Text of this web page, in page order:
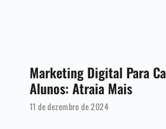
Marketing Digital Para
Alunos: Atraia Mais
11 de dezembro de 2024